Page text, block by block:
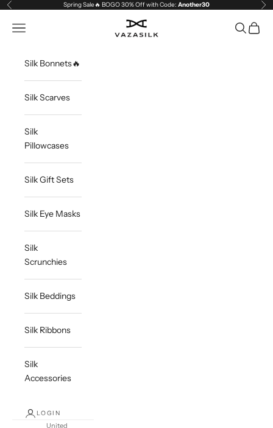
Skip to content
Previous Spring Sale🔥 BOGO 30% Off with Code: Another30
VAZASILK
Open navigation menu OpenOpen
Silk Bonnets🔥
Silk Scarves
Silk
Pillowcases
Silk Gift Sets
Silk Eye Masks
Silk
Scrunchies
Silk Beddings
Silk Ribbons
Silk
Accessories
LOGIN
United